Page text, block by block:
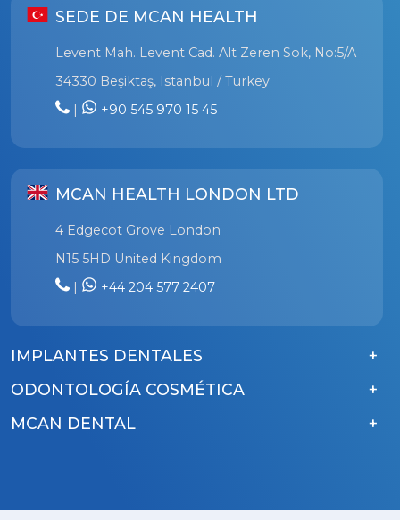
SEDE DE MCAN HEALTH
Levent Mah. Levent Cad. Alt Zeren Sok, No:5/A
34330 Beşiktaş, Istanbul / Turkey
|
+90 545 970 15 45
MCAN HEALTH LONDON LTD
4 Edgecot Grove London
N15 5HD United Kingdom
|
+44 204 577 2407
IMPLANTES DENTALES
ODONTOLOGÍA COSMÉTICA
MCAN DENTAL